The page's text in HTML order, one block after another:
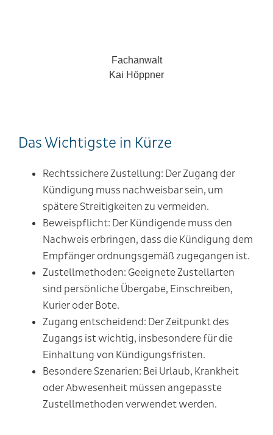
Fachanwalt
Kai Höppner
Das Wichtigste in Kürze
Rechtssichere Zustellung: Der Zugang der
Kündigung muss nachweisbar sein, um
spätere Streitigkeiten zu vermeiden.
Beweispflicht: Der Kündigende muss den
Nachweis erbringen, dass die Kündigung dem
Empfänger ordnungsgemäß zugegangen ist.
Zustellmethoden: Geeignete Zustellarten
sind persönliche Übergabe, Einschreiben,
Kurier oder Bote.
Zugang entscheidend: Der Zeitpunkt des
Zugangs ist wichtig, insbesondere für die
Einhaltung von Kündigungsfristen.
Besondere Szenarien: Bei Urlaub, Krankheit
oder Abwesenheit müssen angepasste
Zustellmethoden verwendet werden.